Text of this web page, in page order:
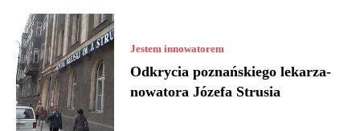
Jestem innowatorem
Odkrycia poznańskiego lekarza-
nowatora Józefa Strusia